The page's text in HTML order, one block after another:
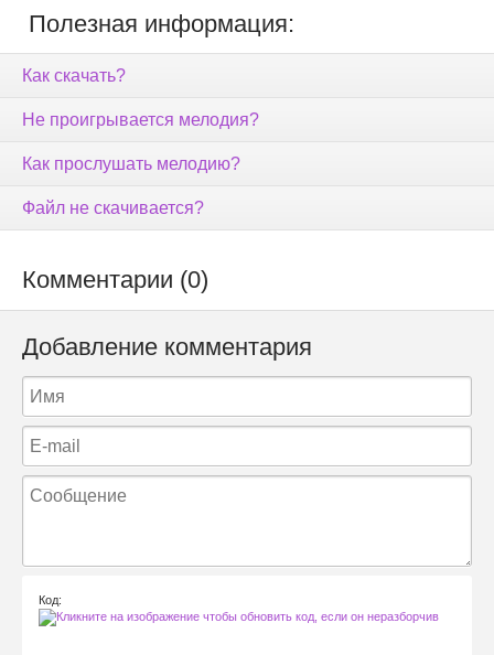
Полезная информация:
Как скачать?
Не проигрывается мелодия?
Как прослушать мелодию?
Файл не скачивается?
Комментарии (0)
Добавление комментария
Код: